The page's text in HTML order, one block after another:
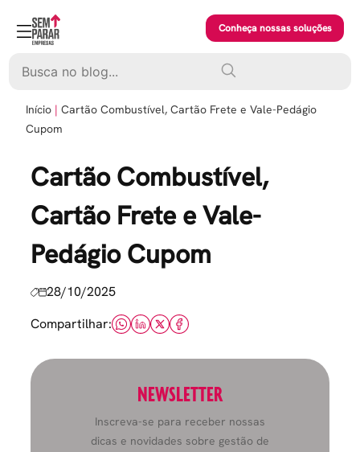
content
Conheça nossas soluções
Início
Cartão Combustível, Cartão Frete e Vale-Pedágio
Cupom
Cartão Combustível,
Cartão Frete e Vale-
Pedágio Cupom
28/10/2025
Compartilhar:
NEWSLETTER
Inscreva-se para receber nossas
dicas e novidades sobre gestão de